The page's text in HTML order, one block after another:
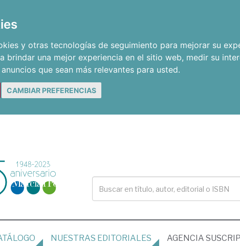
y otras tecnologías de seguimiento para mejorar su
brindar una mejor experiencia en el sitio web, medir su
que sean más relevantes para usted.
CAMBIAR PREFERENCIAS
NUESTRAS EDITORIALES AGENCIA